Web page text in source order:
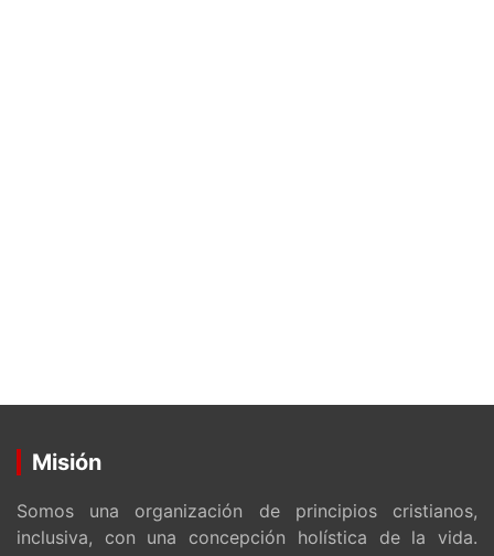
Misión
Somos una organización de principios cristianos,
inclusiva, con una concepción holística de la vida.